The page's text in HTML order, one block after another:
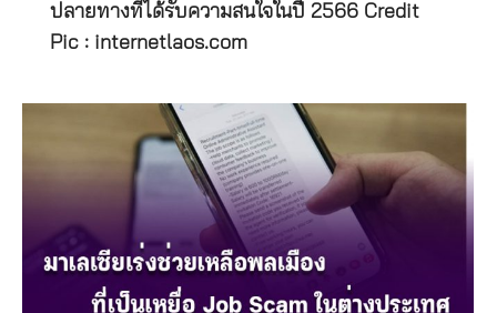
ปลายทางที่ได้รับความสนใจในปี 2566 Credit
Pic : internetlaos.com